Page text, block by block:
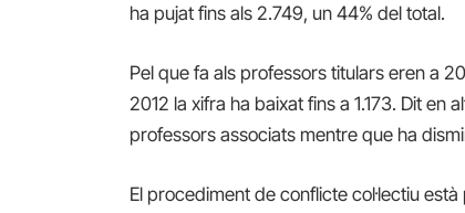
ha pujat fins als 2.749, un 44% del total.
Pel que fa als professors titulars eren a
2012 la xifra ha baixat fins a 1.173. Dit
professors associats mentre que ha
El procediment de conflicte col·lectiu